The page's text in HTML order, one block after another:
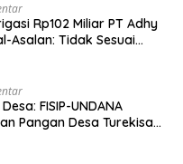
Rp102 Miliar PT Adhy
Asalan: Tidak Sesuai
FISIP-UNDANA
Pangan Desa Turekisa